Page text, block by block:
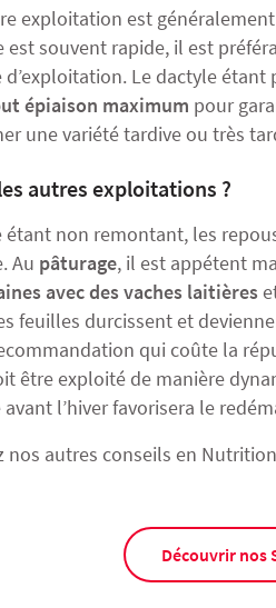
exploitation est
est souvent rapide, il est
. Le dactyle étant
épiaison maximum pour
une variété tardive ou très
autres exploitations ?
étant non remontant, les
Au pâturage, il est appétent
avec des vaches laitières
feuilles durcissent et
qui coûte la
être exploité de manière
l’hiver favorisera le
nos autres conseils en
Découvrir nos